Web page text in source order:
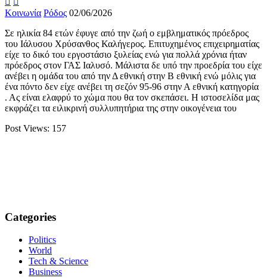
Κοινωνία Ρόδος 02/06/2026
Σε ηλικία 84 ετών έφυγε από την ζωή ο εμβληματικός πρόεδρος
του Ιάλυσου Χρύσανθος Καλήγερος. Επιτυχημένος επιχειρηματίας
είχε το δικό του εργοστάσιο ξυλείας ενώ για πολλά χρόνια ήταν
πρόεδρος στον ΓΑΣ Ιαλυσό. Μάλιστα δε υπό την προεδρία του είχε
ανέβει η ομάδα του από την Δ εθνική στην Β εθνική ενώ μόλις για
ένα πόντο δεν είχε ανέβει τη σεζόν 95-96 στην Α εθνική κατηγορία
. Ας είναι ελαφρύ το χώμα που θα τον σκεπάσει. Η ιστοσελίδα μας
εκφράζει τα ειλικρινή συλλυπητήρια της στην οικογένεια του
Post Views: 157
Categories
Politics
World
Tech & Science
Business